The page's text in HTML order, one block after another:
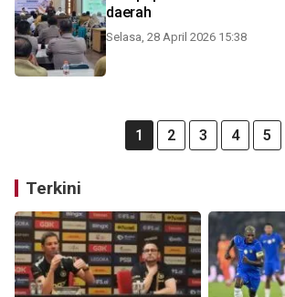
daerah
Selasa, 28 April 2026 15:38
1 2 3 4 5
Terkini